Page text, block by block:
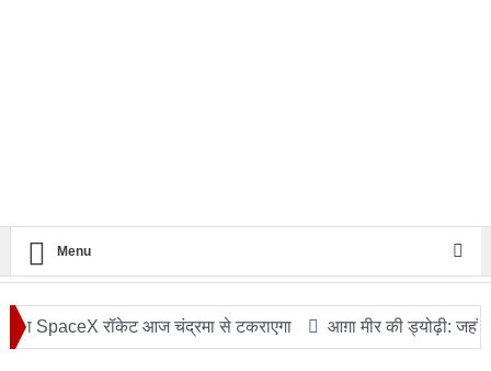
Menu
रॉकेट आज चंद्रमा से टकराएगा आग़ा मीर की ड्योढ़ी: जहाँ